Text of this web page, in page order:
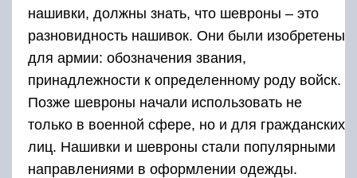
нашивки, должны знать, что шевроны – это
разновидность нашивок. Они были изобретены
для армии: обозначения звания,
принадлежности к определенному роду войск.
Позже шевроны начали использовать не
только в военной сфере, но и для гражданских
лиц. Нашивки и шевроны стали популярными
направлениями в оформлении одежды.